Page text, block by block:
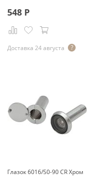
548 Р
Доставка 24 августа
Глазок 6016/50-90 CR Хром